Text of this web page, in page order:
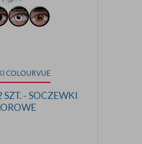
COLOURVUE
SZT. - SOCZEWKI